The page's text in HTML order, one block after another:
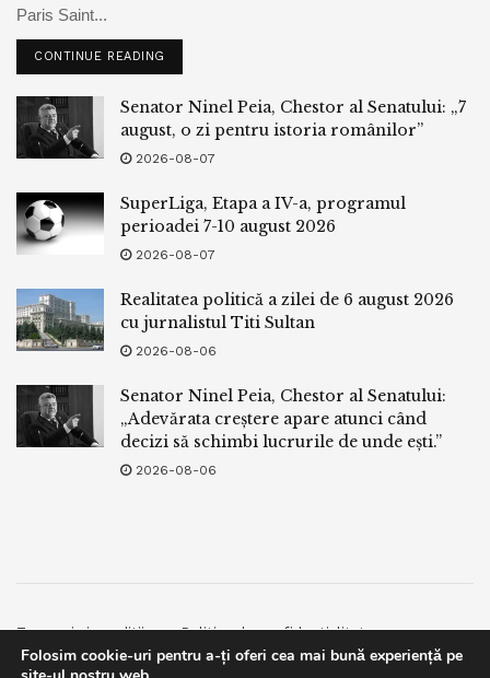
Paris Saint...
CONTINUE READING
Senator Ninel Peia, Chestor al Senatului: „7
august, o zi pentru istoria românilor”
2026-08-07
SuperLiga, Etapa a IV-a, programul
perioadei 7-10 august 2026
2026-08-07
Realitatea politică a zilei de 6 august 2026
cu jurnalistul Titi Sultan
2026-08-06
Senator Ninel Peia, Chestor al Senatului:
„Adevărata creștere apare atunci când
decizi să schimbi lucrurile de unde ești.”
2026-08-06
Termeni si conditii
Politica de confidentialitate
Facebook
Contact
Folosim cookie-uri pentru a-ți oferi cea mai bună experiență pe